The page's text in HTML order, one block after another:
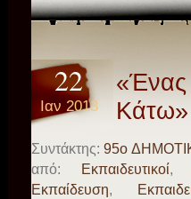
22
Ιαν 2013
Κάτω»
Συντάκτης: 95o
από:
Eκπαιδευτικοί
Εκπαίδευση,